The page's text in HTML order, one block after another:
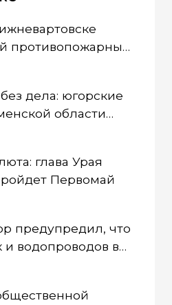
противопожарный
дела: югорские
области
глава Урая
Первомай
предупредил, что
и водопроводов в
непригодна для